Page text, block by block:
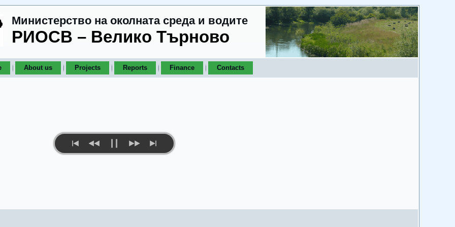
Министерство на околната среда и водите
РИОСВ – Велико Търново
About us Projects Reports Finance Contacts